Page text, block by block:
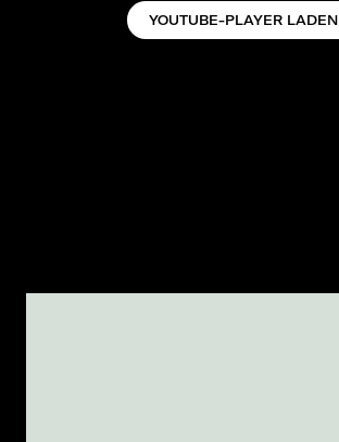
YOUTUBE-PLAYER LADEN